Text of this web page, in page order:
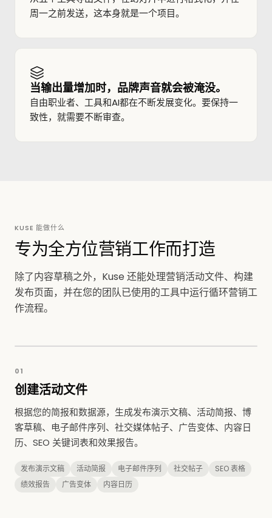
周一之前发送，这本身就是一个项目。
当输出量增加时，品牌声音就会被淹没。
自由职业者、工具和AI都在不断发展变化。要保持一
致性，就需要不断审查。
KUSE 能做什么
专为全方位营销工作而打造
除了内容草稿之外，Kuse 还能处理营销活动文件、构建
发布页面，并在您的团队已使用的工具中运行循环营销工
作流程。
01
创建活动文件
根据您的简报和数据源，生成发布演示文稿、活动简报、博
客草稿、电子邮件序列、社交媒体帖子、广告变体、内容日
历、SEO 关键词表和效果报告。
发布演示文稿 活动简报 电子邮件序列 社交帖子
SEO 表格
绩效报告
广告变体 内容日历